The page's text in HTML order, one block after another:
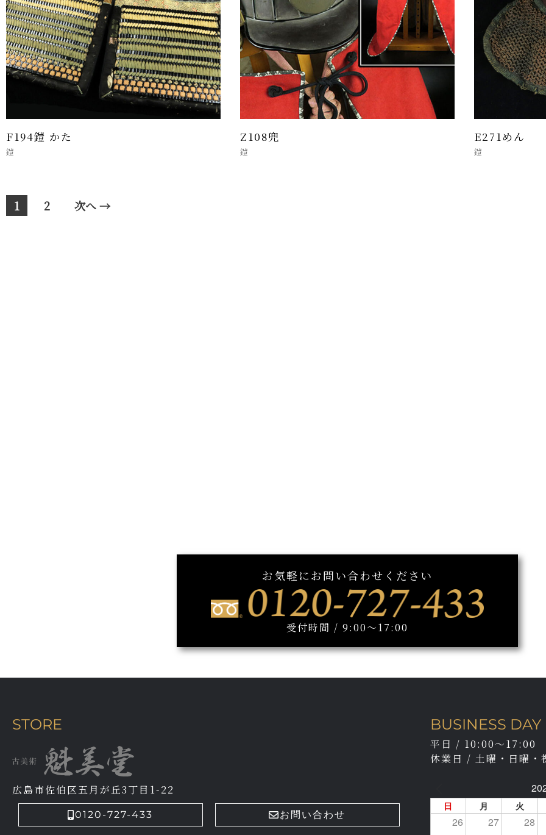
F194鎧 かた
鎧
Z108兜
鎧
E271めん
鎧
1 2 次へ →
お気軽にお問い合わせください
受付時間 / 9:00～17:00
STORE
広島市佐伯区五月が丘3丁目1-22
0120-727-433 お問い合わせ
BUSINESS DAY
平日 / 10:00～17:00
休業日 / 土曜・日曜・
日 月 火
26 27 28